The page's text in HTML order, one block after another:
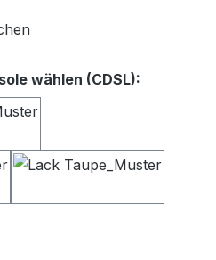
wählen (CDSL):